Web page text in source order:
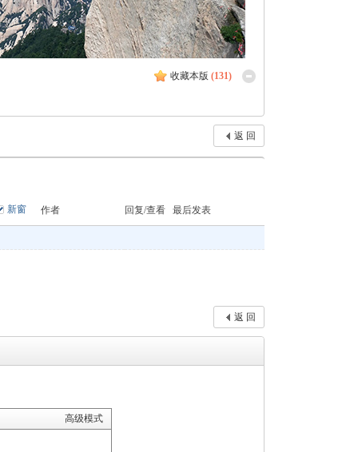
收藏本版 (131)
返 回
新窗 作者 回复/查看 最后发表
返 回
高级模式